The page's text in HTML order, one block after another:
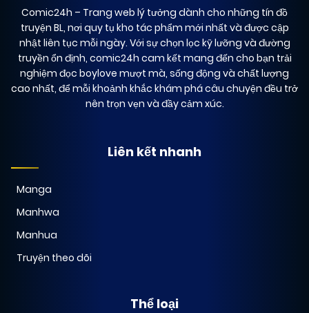
Comic24h – Trang web lý tưởng dành cho những tín đồ
truyện BL, nơi quy tụ kho tác phẩm mới nhất và được cập
nhật liên tục mỗi ngày. Với sự chọn lọc kỹ lưỡng và đường
truyền ổn định, comic24h cam kết mang đến cho bạn trải
nghiệm đọc boylove mượt mà, sống động và chất lượng
cao nhất, để mỗi khoảnh khắc khám phá câu chuyện đều trở
nên trọn vẹn và đầy cảm xúc.
Liên kết nhanh
Manga
Manhwa
Manhua
Truyện theo dõi
Thể loại